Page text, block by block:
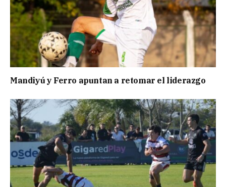
Mandiyú y Ferro apuntan a retomar el liderazgo